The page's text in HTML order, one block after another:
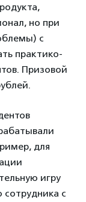
но при
с
практико-
Призовой
для
игру
сотрудника с